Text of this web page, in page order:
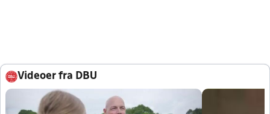
Videoer fra DBU